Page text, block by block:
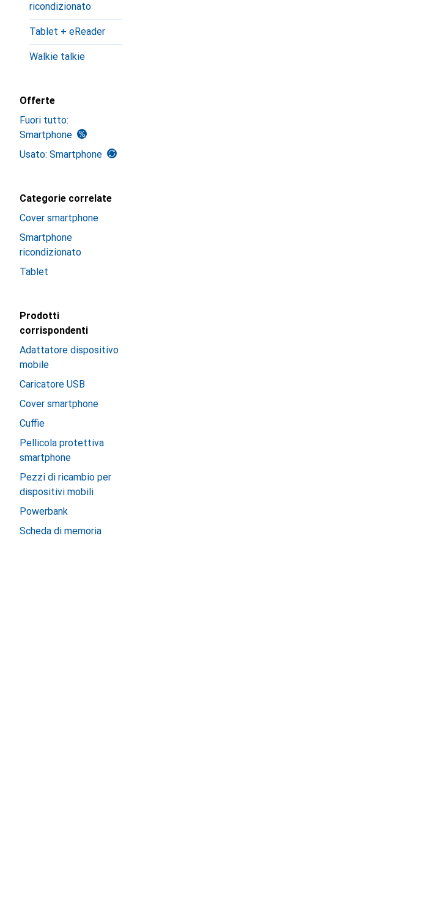
ricondizionato
Tablet + eReader
Walkie talkie
Offerte
Fuori tutto:
Smartphone
Usato: Smartphone
Categorie correlate
Cover smartphone
Smartphone
ricondizionato
Tablet
Prodotti
corrispondenti
Adattatore dispositivo
mobile
Caricatore USB
Cover smartphone
Cuffie
Pellicola protettiva
smartphone
Pezzi di ricambio per
dispositivi mobili
Powerbank
Scheda di memoria